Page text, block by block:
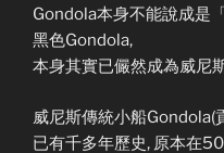
Gondola本身不能說成是
黑色Gondola,
本身其實已儼然成為威尼
威尼斯傳統小船Gondola(
已有千多年歷史, 原本在